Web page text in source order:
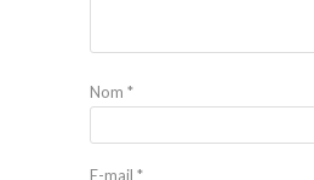
Nom *
E-mail *